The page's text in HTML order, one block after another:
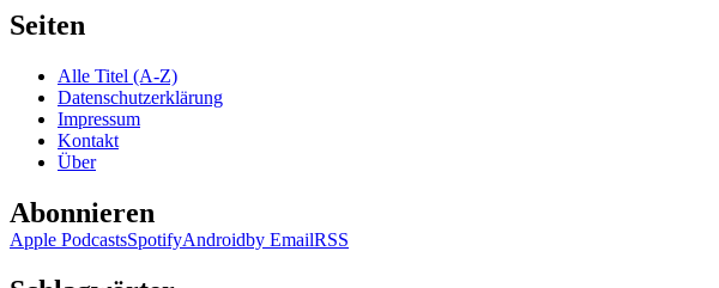
Seiten
Alle Titel (A-Z)
Datenschutzerklärung
Impressum
Kontakt
Über
Abonnieren
Apple PodcastsSpotifyAndroidby EmailRSS